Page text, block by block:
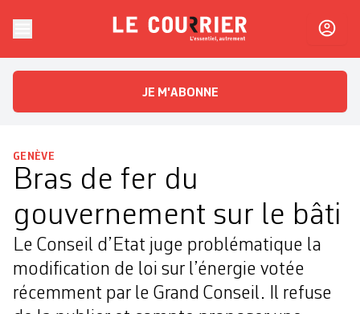
Le CourrierL'essentiel, autrement
JE M'ABONNE
GENÈVE
Bras de fer du
gouvernement sur le bâti
Le Conseil d’Etat juge problématique la
modification de loi sur l’énergie votée
récemment par le Grand Conseil. Il refuse